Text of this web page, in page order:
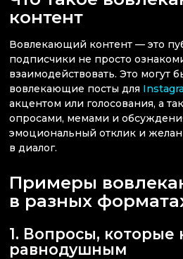
контент
Вовлекающий контент — это
подписчики не просто
взаимодействовать. Это могут
вовлекающие посты для
акцентом или голосования, а
опросами, мемами и
эмоциональный отклик и
в диалог.
Примеры
в разных
1. Вопросы, которые
равнодушным